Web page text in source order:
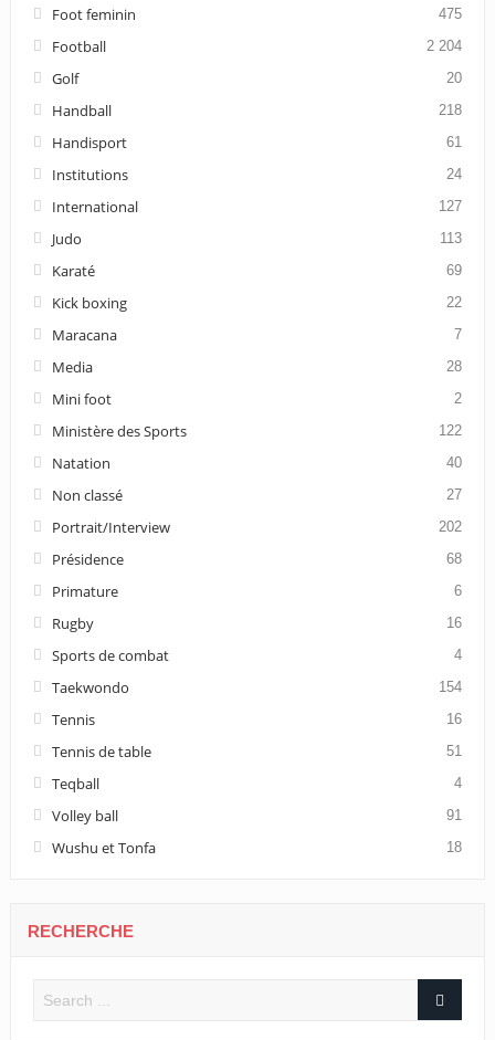
Foot feminin 475
Football 2 204
Golf 20
Handball 218
Handisport 61
Institutions 24
International 127
Judo 113
Karaté 69
Kick boxing 22
Maracana 7
Media 28
Mini foot 2
Ministère des Sports 122
Natation 40
Non classé 27
Portrait/Interview 202
Présidence 68
Primature 6
Rugby 16
Sports de combat 4
Taekwondo 154
Tennis 16
Tennis de table 51
Teqball 4
Volley ball 91
Wushu et Tonfa 18
RECHERCHE